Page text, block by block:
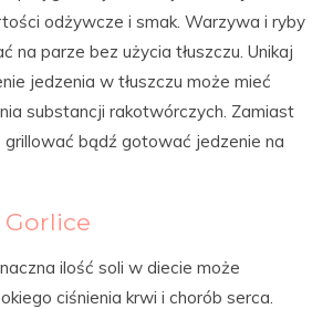
odżywcze i smak. Warzywa i ryby
na parze bez użycia tłuszczu. Unikaj
jedzenia w tłuszczu może mieć
substancji rakotwórczych. Zamiast
bądź gotować jedzenie na
ilość soli w diecie może
ciśnienia krwi i chorób serca.